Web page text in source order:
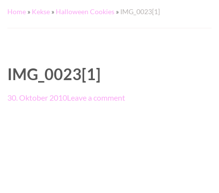
Home » Kekse » Halloween Cookies » IMG_0023[1]
IMG_0023[1]
30. Oktober 2010Leave a comment